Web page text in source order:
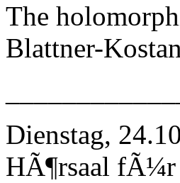
The
Blattner-
Dienstag,
HÃ¶rsaal